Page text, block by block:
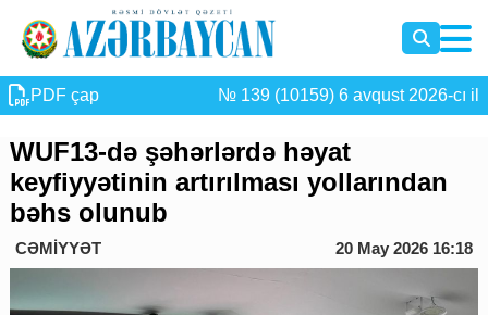
PDF çap № 139 (10159) 6 avqust 2026-cı il
WUF13-də şəhərlərdə həyat
keyfiyyətinin artırılması yollarından
bəhs olunub
CƏMİYYƏT 20 May 2026 16:18